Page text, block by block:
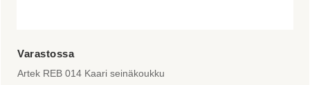
Artek REB 014 Kaari seinäkoukku